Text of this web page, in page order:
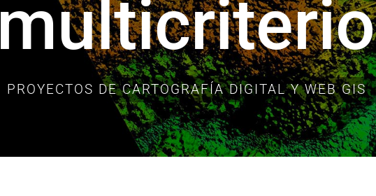
multicriterio
PROYECTOS DE CARTOGRAFÍA DIGITAL Y WEB GIS